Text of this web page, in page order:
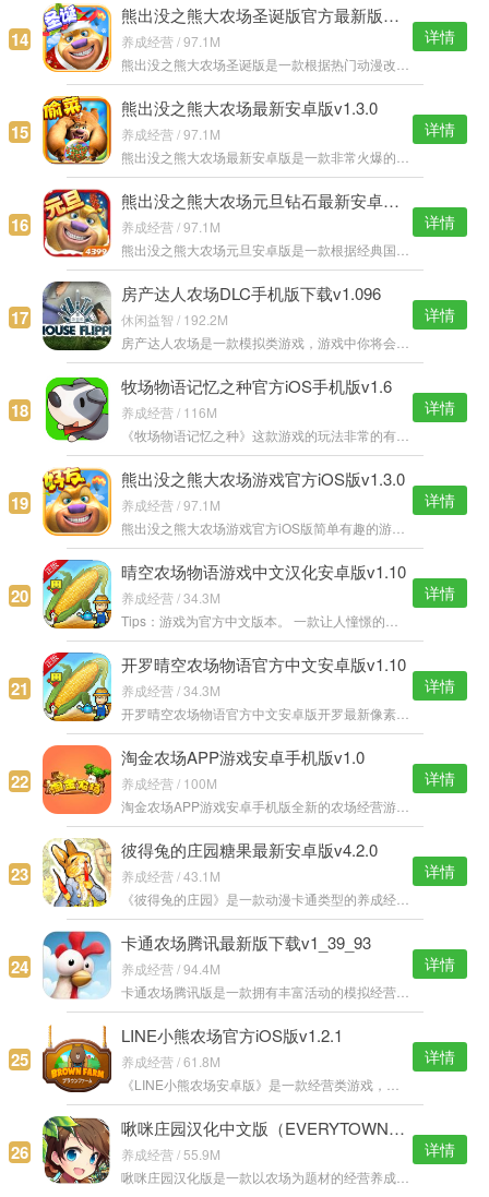
14
熊出没之熊大农场圣诞版官方最新版本下载v1.3.0
养成经营 / 97.1M
详情
15
熊出没之熊大农场最新安卓版v1.3.0
养成经营 / 97.1M
详情
16
熊出没之熊大农场元旦钻石最新安卓版v1.3.0
养成经营 / 97.1M
详情
17
房产达人农场DLC手机版下载v1.096
休闲益智 / 192.2M
详情
18
牧场物语记忆之种官方iOS手机版v1.6
养成经营 / 116M
详情
19
熊出没之熊大农场游戏官方iOS版v1.3.0
养成经营 / 97.1M
详情
20
晴空农场物语游戏中文汉化安卓版v1.10
养成经营 / 34.3M
详情
21
开罗晴空农场物语官方中文安卓版v1.10
养成经营 / 34.3M
详情
22
淘金农场APP游戏安卓手机版v1.0
养成经营 / 100M
详情
23
彼得兔的庄园糖果最新安卓版v4.2.0
养成经营 / 43.1M
详情
24
卡通农场腾讯最新版下载v1_39_93
养成经营 / 94.4M
详情
25
LINE小熊农场官方iOS版v1.2.1
养成经营 / 61.8M
详情
26
啾咪庄园汉化中文版（EVERYTOWN）v1.0.8
养成经营 / 55.9M
详情